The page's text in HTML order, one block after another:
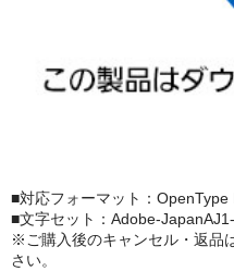
■対応フォーマット：
■文字セット：Adobe-
※ご購入後のキャンセル・返品
さい。